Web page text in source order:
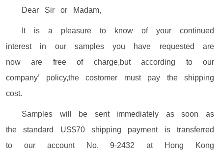
Dear Sir or Madam,
It is a pleasure to know of your continued
interest in our samples you have requested are
now are free of charge,but according to our
company’ policy,the costomer must pay the shipping
cost.
Samples will be sent immediately as soon as
the standard US$70 shipping payment is transferred
to our account No. 9-2432 at Hong Kong